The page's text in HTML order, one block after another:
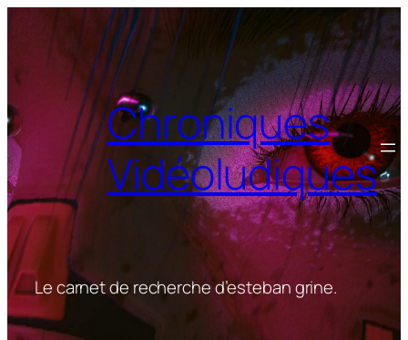
Chroniques
Vidéoludiques
Le carnet de recherche d’esteban grine.